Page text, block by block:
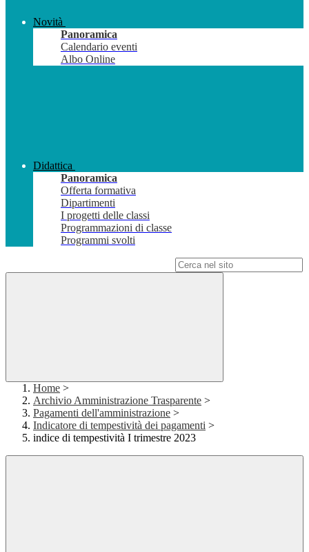
Novità
Panoramica
Calendario eventi
Albo Online
Didattica
Panoramica
Offerta formativa
Dipartimenti
I progetti delle classi
Programmazioni di classe
Programmi svolti
Home >
Archivio Amministrazione Trasparente >
Pagamenti dell'amministrazione >
Indicatore di tempestività dei pagamenti >
indice di tempestività I trimestre 2023